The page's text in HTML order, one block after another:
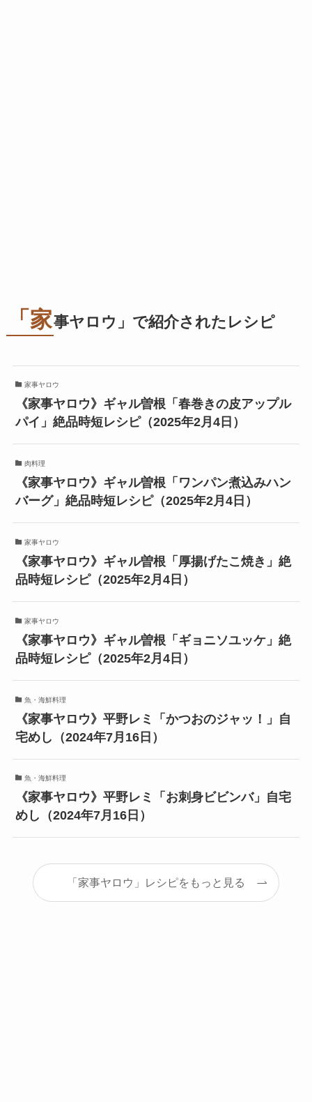
「家事ヤロウ」で紹介されたレシピ
家事ヤロウ
《家事ヤロウ》ギャル曽根「春巻きの皮アップル
パイ」絶品時短レシピ（2025年2月4日）
肉料理
《家事ヤロウ》ギャル曽根「ワンパン煮込みハン
バーグ」絶品時短レシピ（2025年2月4日）
家事ヤロウ
《家事ヤロウ》ギャル曽根「厚揚げたこ焼き」絶
品時短レシピ（2025年2月4日）
家事ヤロウ
《家事ヤロウ》ギャル曽根「ギョニソユッケ」絶
品時短レシピ（2025年2月4日）
魚・海鮮料理
《家事ヤロウ》平野レミ「かつおのジャッ！」自
宅めし（2024年7月16日）
魚・海鮮料理
《家事ヤロウ》平野レミ「お刺身ビビンバ」自宅
めし（2024年7月16日）
「家事ヤロウ」レシピをもっと見る